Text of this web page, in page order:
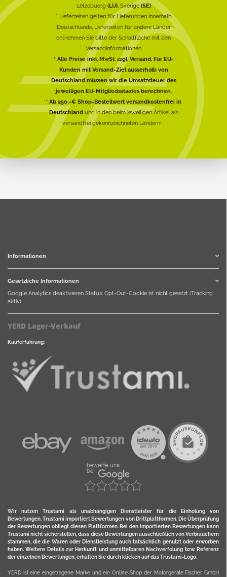
Lëtzebuerg (LU), Sverige(SE)
* Lieferzeiten gelten für Lieferungen innerhalb
Deutschlands, Lieferzeiten für andere Länder
entnehmen Sie bitte der Schaltfläche mit den
Versandinformationen
* Alle Preise inkl. MwSt. zzgl. Versand. Für EU-
Kunden mit Versand-Ziel ausserhalb von
Deutschland müssen wir die Umsatzsteuer des
jeweiligen EU-Mitgliedsstaates berechnen.
* Ab 250,-€ Shop-Bestellwert versandkostenfrei in
Deutschlandund in den beim jeweiligen Artikel als
versandfrei gekennzeichneten Ländern!
Informationen
Gesetzliche Informationen
Google Analytics deaktivieren Status: Opt-Out-Cookie ist nicht gesetzt (Tracking
aktiv)
YERD Lager-Verkauf
Kauferfahrung:
Wir nutzen Trustami als unabhängigen Dienstleister für die Einholung von
Bewertungen. Trustami importiert Bewertungen von Drittplattformen. Die Überprüfung
der Bewertungen obliegt diesen Plattformen. Bei den importierten Bewertungen kann
Trustami nicht sicherstellen, dass diese Bewertungen ausschließlich von Verbrauchern
stammen, die die Waren oder Dienstleistung auch tatsächlich genutzt oder erworben
haben. Weitere Details zur Herkunft und unmittelbaren Nachverfolung bzw. Referenz
der einzelnen Bewertungen, erhalten Sie durch klicken auf das Trustami-Logo.
YERD ist eine eingetragene Marke und ein Online-Shop der Motorgeräte Fischer GmbH